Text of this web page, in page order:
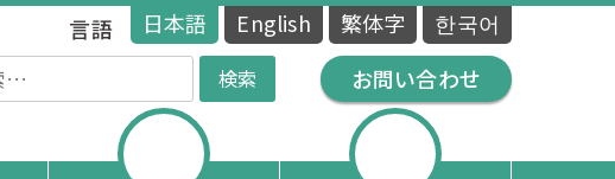
言語 日本語 English 繁体字
한국어
お問い合わせ